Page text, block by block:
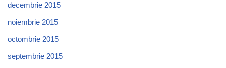
decembrie 2015
noiembrie 2015
octombrie 2015
septembrie 2015